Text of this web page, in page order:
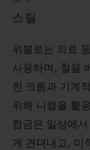
스틸
위블로는 의료
사용하며, 철을
한 크롬과 기계
위해 니켈을 활
합금은 일상에
게 견뎌내고, 미